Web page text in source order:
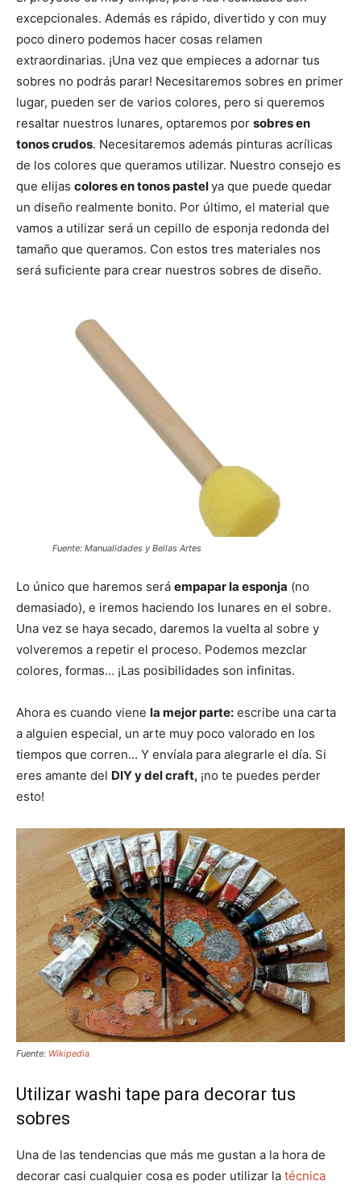
excepcionales. Además es rápido, divertido y con muy
poco dinero podemos hacer cosas relamen
extraordinarias. ¡Una vez que empieces a adornar tus
sobres no podrás parar! Necesitaremos sobres en primer
lugar, pueden ser de varios colores, pero si queremos
resaltar nuestros lunares, optaremos por sobres en
tonos crudos. Necesitaremos además pinturas acrílicas
de los colores que queramos utilizar. Nuestro consejo es
que elijas colores en tonos pastelya que puede quedar
un diseño realmente bonito. Por último, el material que
vamos a utilizar será un cepillo de esponja redonda del
tamaño que queramos. Con estos tres materiales nos
será suficiente para crear nuestros sobres de diseño.
Fuente: Manualidades y Bellas Artes
Lo único que haremos será empapar la esponja (no
demasiado), e iremos haciendo los lunares en el sobre.
Una vez se haya secado, daremos la vuelta al sobre y
volveremos a repetir el proceso. Podemos mezclar
colores, formas… ¡Las posibilidades son infinitas.
Ahora es cuando viene la mejor parte: escribe una carta
a alguien especial, un arte muy poco valorado en los
tiempos que corren… Y envíala para alegrarle el día. Si
eres amante del DIY y del craft, ¡no te puedes perder
esto!
Fuente: Wikipedia
Utilizar washi tape para decorar tus
sobres
Una de las tendencias que más me gustan a la hora de
decorar casi cualquier cosa es poder utilizar la técnica